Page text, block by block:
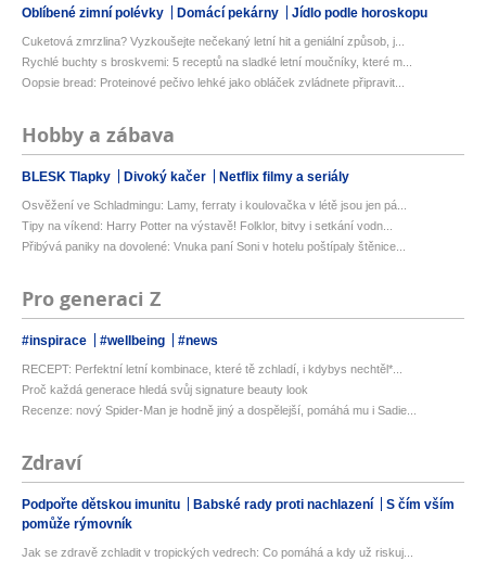
Oblíbené zimní polévky Domácí pekárny Jídlo podle horoskopu
Cuketová zmrzlina? Vyzkoušejte nečekaný letní hit a geniální způsob, j...
Rychlé buchty s broskvemi: 5 receptů na sladké letní moučníky, které m...
Oopsie bread: Proteinové pečivo lehké jako obláček zvládnete připravit...
Hobby a zábava
BLESK Tlapky Divoký kačer Netflix filmy a seriály
Osvěžení ve Schladmingu: Lamy, ferraty i koulovačka v létě jsou jen pá...
Tipy na víkend: Harry Potter na výstavě! Folklor, bitvy i setkání vodn...
Přibývá paniky na dovolené: Vnuka paní Soni v hotelu poštípaly štěnice...
Pro generaci Z
#inspirace #wellbeing #news
RECEPT: Perfektní letní kombinace, které tě zchladí, i kdybys nechtěl*...
Proč každá generace hledá svůj signature beauty look
Recenze: nový Spider-Man je hodně jiný a dospělejší, pomáhá mu i Sadie...
Zdraví
Podpořte dětskou imunitu Babské rady proti nachlazení
S čím vším
pomůže rýmovník
Jak se zdravě zchladit v tropických vedrech: Co pomáhá a kdy už riskuj...